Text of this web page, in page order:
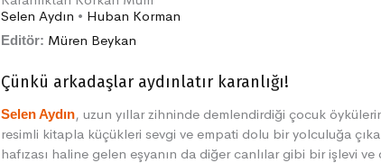
Selen Aydın • Huban Korman
Editör: Müren Beykan
Çünkü arkadaşlar aydınlatır karanlığı!
Selen Aydın, uzun yıllar zihninde demlendirdiği çocuk
resimli kitapla küçükleri sevgi ve empati dolu bir yolculuğa
hafızası haline gelen eşyanın da diğer canlılar gibi bir işlevi